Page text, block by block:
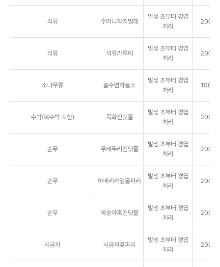
석류 주머니깍지벌레
발생 초부터 경엽
처리
2000
석류 석류가루이
발생 초부터 경엽
처리
2000
소나무류 솔수염하늘소
발생 초부터 경엽
처리
1000
수박(복수박 포함) 목화진딧물
발생 초부터 경엽
처리
2000
순무 무테두리진딧물
발생 초부터 경엽
처리
2000
순무 아메리카잎굴파리
발생 초부터 경엽
처리
2000
순무 복숭아혹진딧물
발생 초부터 경엽
처리
2000
시금치 시금치꽃파리
발생 초부터 경엽
처리
2000